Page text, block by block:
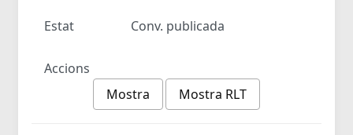
Estat Conv. publicada
Accions
Mostra
Mostra RLT